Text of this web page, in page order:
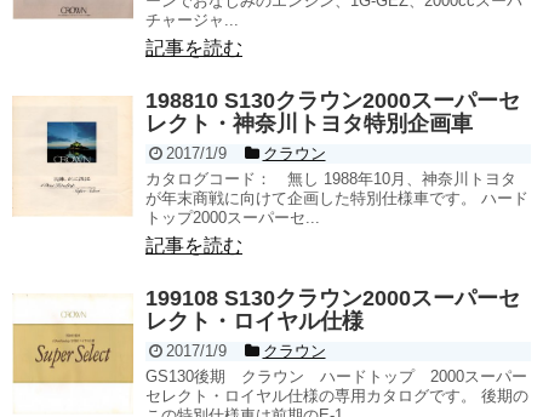
チャージャ...
記事を読む
198810 S130クラウン2000スーパーセ
レクト・神奈川トヨタ特別企画車
2017/1/9
クラウン
カタログコード： 無し 1988年10月、神奈川トヨタ
が年末商戦に向けて企画した特別仕様車です。 ハード
トップ2000スーパーセ...
記事を読む
199108 S130クラウン2000スーパーセ
レクト・ロイヤル仕様
2017/1/9
クラウン
GS130後期 クラウン ハードトップ 2000スーパー
セレクト・ロイヤル仕様の専用カタログです。 後期の